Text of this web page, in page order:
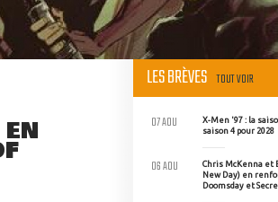
LES BRÈVES TOUT VOIR
X-Men '97 : la
saison 4 pour 2028
07 AOU
Chris McKenna et
New Day) en
Doomsday et
06 AOU